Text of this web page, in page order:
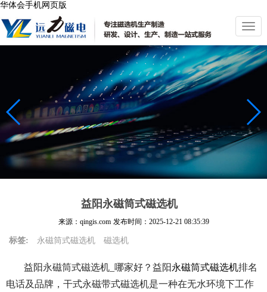
华体会手机网页版
切
换
导
航
益阳永磁筒式磁选机
来源：qingis.com 发布时间： 2025-12-21 08:35:39
标签: 永磁筒式磁选机 磁选机
益阳永磁筒式磁选机_哪家好？益阳永磁筒式磁选机排名
电话及品牌，干式永磁带式磁选机是一种在无水环境下工作